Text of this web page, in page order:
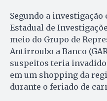
Segundo a
Estadual de
meio do Grupo de
Antirroubo a Banco
suspeitos teria
em um shopping da
durante o feriado de